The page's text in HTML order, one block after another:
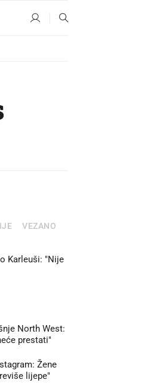
VEZANO
Karleuši: "Nije
North West:
prestati"
Žene
lijepe"